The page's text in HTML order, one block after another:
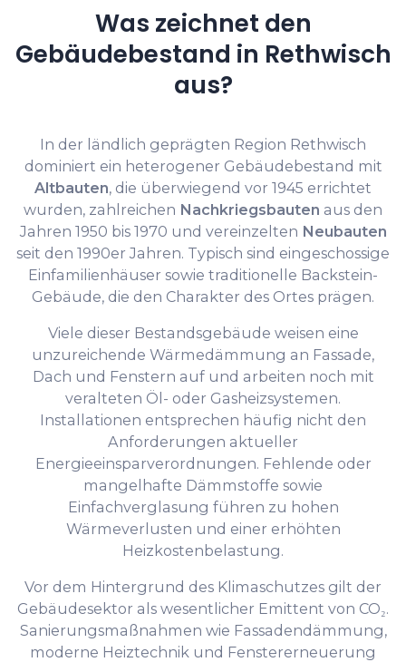
Was zeichnet den
Gebäudebestand in Rethwisch
aus?
In der ländlich geprägten Region Rethwisch
dominiert ein heterogener Gebäudebestand mit
Altbauten, die überwiegend vor 1945 errichtet
wurden, zahlreichen Nachkriegsbauten aus den
Jahren 1950 bis 1970 und vereinzelten Neubauten
seit den 1990er Jahren. Typisch sind eingeschossige
Einfamilienhäuser sowie traditionelle Backstein-
Gebäude, die den Charakter des Ortes prägen.
Viele dieser Bestandsgebäude weisen eine
unzureichende Wärmedämmung an Fassade,
Dach und Fenstern auf und arbeiten noch mit
veralteten Öl- oder Gasheizsystemen.
Installationen entsprechen häufig nicht den
Anforderungen aktueller
Energieeinsparverordnungen. Fehlende oder
mangelhafte Dämmstoffe sowie
Einfachverglasung führen zu hohen
Wärmeverlusten und einer erhöhten
Heizkostenbelastung.
Vor dem Hintergrund des Klimaschutzes gilt der
Gebäudesektor als wesentlicher Emittent von CO₂.
Sanierungsmaßnahmen wie Fassadendämmung,
moderne Heiztechnik und Fenstererneuerung